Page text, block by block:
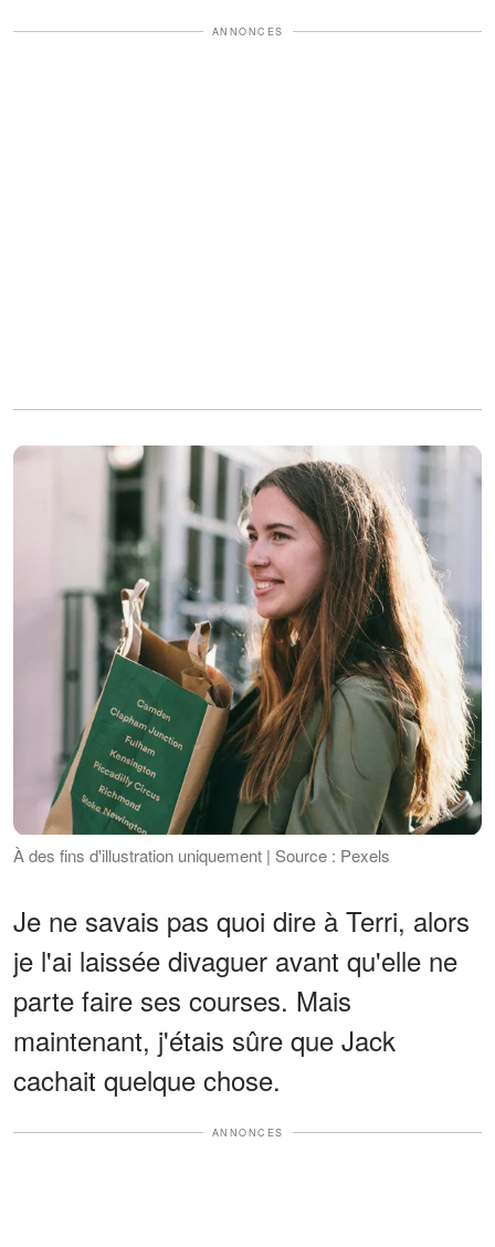
ANNONCES
À des fins d'illustration uniquement | Source : Pexels
Je ne savais pas quoi dire à Terri, alors
je l'ai laissée divaguer avant qu'elle ne
parte faire ses courses. Mais
maintenant, j'étais sûre que Jack
cachait quelque chose.
ANNONCES